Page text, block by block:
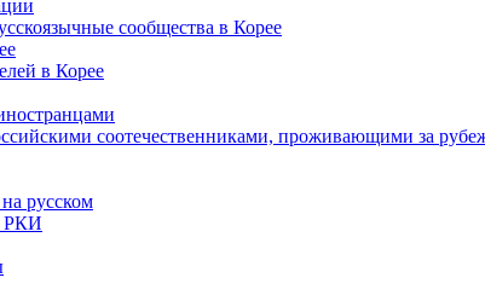
сообщества в Корее
в Корее
соотечественниками, проживающими за
русском
РКИ